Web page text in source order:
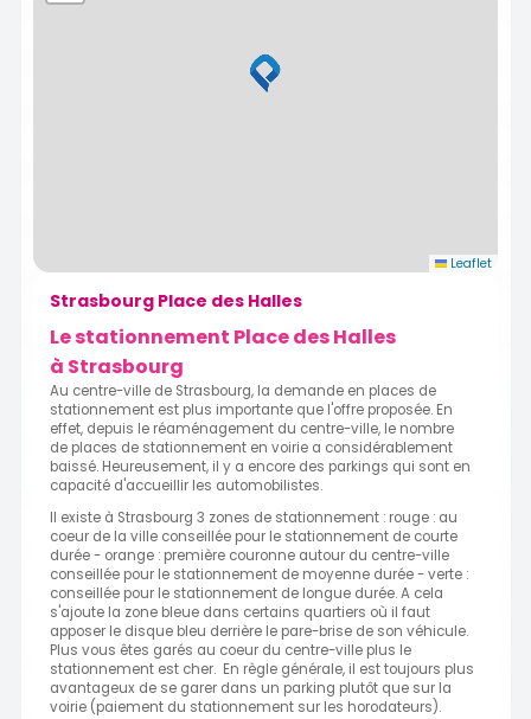
Leaflet
Strasbourg Place des Halles
Le stationnement Place des Halles
à Strasbourg
Au centre-ville de Strasbourg, la demande en places de
stationnement est plus importante que l'offre proposée. En
effet, depuis le réaménagement du centre-ville, le nombre
de places de stationnement en voirie a considérablement
baissé. Heureusement, il y a encore des parkings qui sont en
capacité d'accueillir les automobilistes.
Il existe à Strasbourg 3 zones de stationnement : rouge : au
coeur de la ville conseillée pour le stationnement de courte
durée - orange : première couronne autour du centre-ville
conseillée pour le stationnement de moyenne durée - verte :
conseillée pour le stationnement de longue durée. A cela
s'ajoute la zone bleue dans certains quartiers où il faut
apposer le disque bleu derrière le pare-brise de son véhicule.
Plus vous êtes garés au coeur du centre-ville plus le
stationnement est cher. En règle générale, il est toujours plus
avantageux de se garer dans un parking plutôt que sur la
voirie (paiement du stationnement sur les horodateurs).